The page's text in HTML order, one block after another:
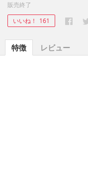
販売終了
いいね！
161
特徴 レビュー